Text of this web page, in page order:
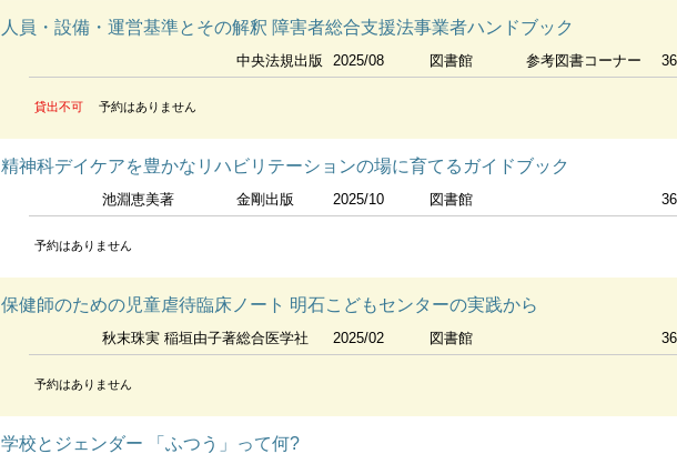
人員・設備・運営基準とその解釈 障害者総合支援法事業者ハンドブック
中央法規出版 2025/08 図書館 参考図書コーナー
貸出不可 予約はありません
精神科デイケアを豊かなリハビリテーションの場に育てるガイドブック
池淵恵美著 金剛出版 2025/10 図書館
予約はありません
保健師のための児童虐待臨床ノート 明石こどもセンターの実践から
秋末珠実 稲垣由子著総合医学社 2025/02 図書館
予約はありません
学校とジェンダー 「ふつう」って何?